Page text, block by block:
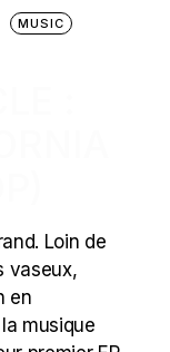
MUSIC
Loin de
vaseux,
en
musique